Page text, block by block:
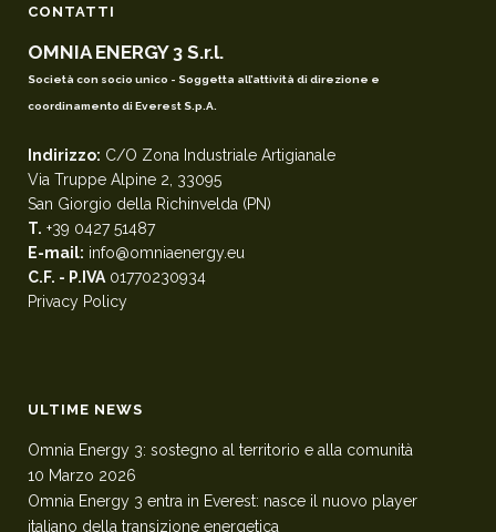
CONTATTI
OMNIA ENERGY 3 S.r.l.
Società con socio unico - Soggetta all’attività di direzione e
coordinamento di Everest S.p.A.
Indirizzo: C/O Zona Industriale Artigianale
Via Truppe Alpine 2, 33095
San Giorgio della Richinvelda (PN)
T. +39 0427 51487
E-mail: info@omniaenergy.eu
C.F. - P.IVA 01770230934
Privacy Policy
ULTIME NEWS
Omnia Energy 3: sostegno al territorio e alla comunità
10 Marzo 2026
Omnia Energy 3 entra in Everest: nasce il nuovo player
italiano della transizione energetica